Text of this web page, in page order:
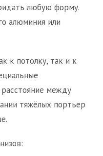
любую форму.
алюминия или
к потолку, так и к
между
тяжёлых портьер